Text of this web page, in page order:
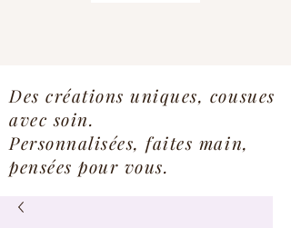
Des créations uniques, cousues
avec soin.
Personnalisées, faites main,
pensées pour vous.